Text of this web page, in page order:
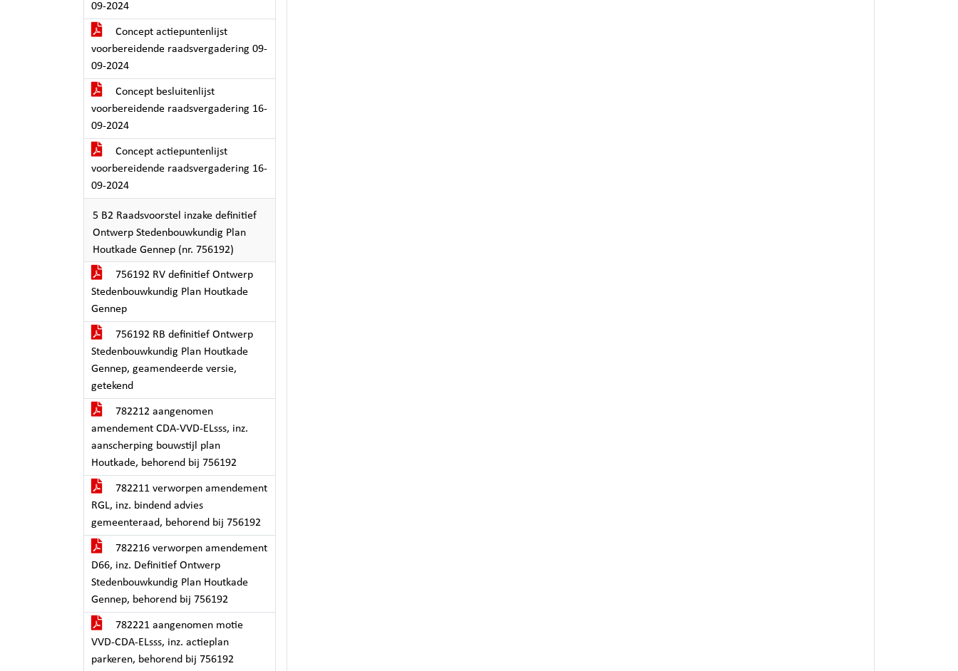
09-2024
Concept actiepuntenlijst
voorbereidende raadsvergadering 09-
09-2024
Concept besluitenlijst
voorbereidende raadsvergadering 16-
09-2024
Concept actiepuntenlijst
voorbereidende raadsvergadering 16-
09-2024
5 B2 Raadsvoorstel inzake definitief
Ontwerp Stedenbouwkundig Plan
Houtkade Gennep (nr. 756192)
756192 RV definitief Ontwerp
Stedenbouwkundig Plan Houtkade
Gennep
756192 RB definitief Ontwerp
Stedenbouwkundig Plan Houtkade
Gennep, geamendeerde versie,
getekend
782212 aangenomen
amendement CDA-VVD-ELsss, inz.
aanscherping bouwstijl plan
Houtkade, behorend bij 756192
782211 verworpen amendement
RGL, inz. bindend advies
gemeenteraad, behorend bij 756192
782216 verworpen amendement
D66, inz. Definitief Ontwerp
Stedenbouwkundig Plan Houtkade
Gennep, behorend bij 756192
782221 aangenomen motie
VVD-CDA-ELsss, inz. actieplan
parkeren, behorend bij 756192